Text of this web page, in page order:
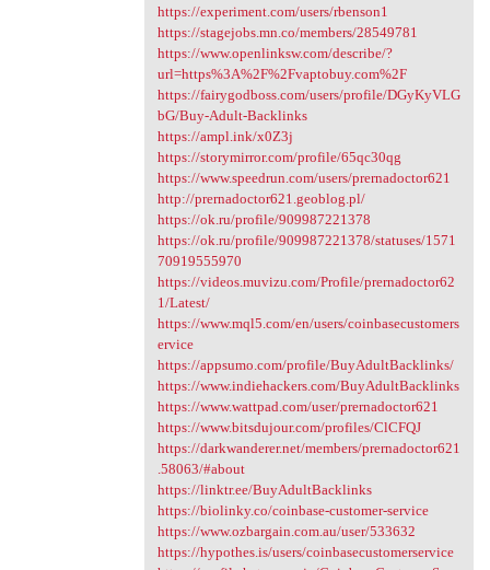
https://experiment.com/users/rbenson1
https://stagejobs.mn.co/members/28549781
https://www.openlinksw.com/describe/?
url=https%3A%2F%2Fvaptobuy.com%2F
https://fairygodboss.com/users/profile/DGyKyVLG
bG/Buy-Adult-Backlinks
https://ampl.ink/x0Z3j
https://storymirror.com/profile/65qc30qg
https://www.speedrun.com/users/prernadoctor621
http://prernadoctor621.geoblog.pl/
https://ok.ru/profile/909987221378
https://ok.ru/profile/909987221378/statuses/1571
70919555970
https://videos.muvizu.com/Profile/prernadoctor62
1/Latest/
https://www.mql5.com/en/users/coinbasecustomers
ervice
https://appsumo.com/profile/BuyAdultBacklinks/
https://www.indiehackers.com/BuyAdultBacklinks
https://www.wattpad.com/user/prernadoctor621
https://www.bitsdujour.com/profiles/ClCFQJ
https://darkwanderer.net/members/prernadoctor621
.58063/#about
https://linktr.ee/BuyAdultBacklinks
https://biolinky.co/coinbase-customer-service
https://www.ozbargain.com.au/user/533632
https://hypothes.is/users/coinbasecustomerservice